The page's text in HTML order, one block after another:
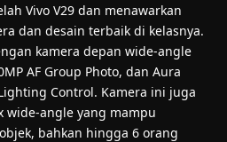
Vivo V29 dan menawarkan
dan desain terbaik di kelasnya.
kamera depan wide-angle
AF Group Photo, dan Aura
Control. Kamera ini juga
wide-angle yang mampu
bahkan hingga 6 orang